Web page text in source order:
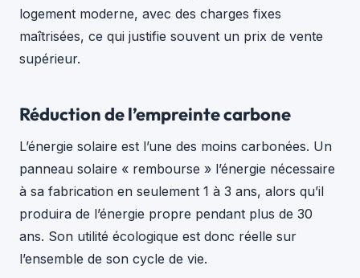
logement moderne, avec des charges fixes
maîtrisées, ce qui justifie souvent un prix de vente
supérieur.
Réduction de l’empreinte carbone
L’énergie solaire est l’une des moins carbonées. Un
panneau solaire « rembourse » l’énergie nécessaire
à sa fabrication en seulement 1 à 3 ans, alors qu’il
produira de l’énergie propre pendant plus de 30
ans. Son utilité écologique est donc réelle sur
l’ensemble de son cycle de vie.